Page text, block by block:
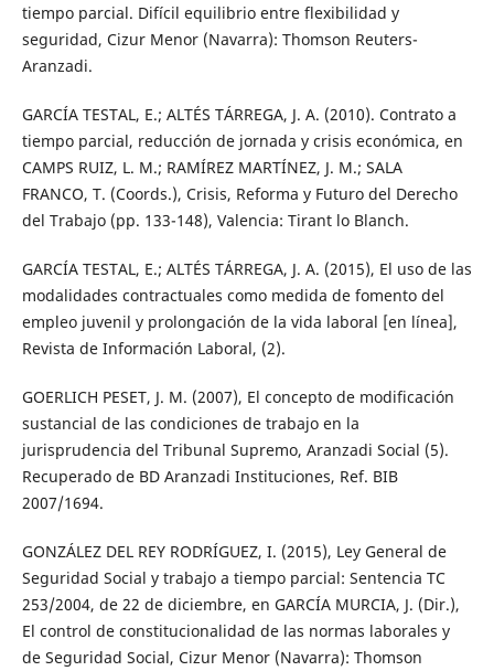
tiempo parcial. Difícil equilibrio entre flexibilidad y
seguridad, Cizur Menor (Navarra): Thomson Reuters-
Aranzadi.
GARCÍA TESTAL, E.; ALTÉS TÁRREGA, J. A. (2010). Contrato a
tiempo parcial, reducción de jornada y crisis económica, en
CAMPS RUIZ, L. M.; RAMÍREZ MARTÍNEZ, J. M.; SALA
FRANCO, T. (Coords.), Crisis, Reforma y Futuro del Derecho
del Trabajo (pp. 133-148), Valencia: Tirant lo Blanch.
GARCÍA TESTAL, E.; ALTÉS TÁRREGA, J. A. (2015), El uso de las
modalidades contractuales como medida de fomento del
empleo juvenil y prolongación de la vida laboral [en línea],
Revista de Información Laboral, (2).
GOERLICH PESET, J. M. (2007), El concepto de modificación
sustancial de las condiciones de trabajo en la
jurisprudencia del Tribunal Supremo, Aranzadi Social (5).
Recuperado de BD Aranzadi Instituciones, Ref. BIB
2007/1694.
GONZÁLEZ DEL REY RODRÍGUEZ, I. (2015), Ley General de
Seguridad Social y trabajo a tiempo parcial: Sentencia TC
253/2004, de 22 de diciembre, en GARCÍA MURCIA, J. (Dir.),
El control de constitucionalidad de las normas laborales y
de Seguridad Social, Cizur Menor (Navarra): Thomson